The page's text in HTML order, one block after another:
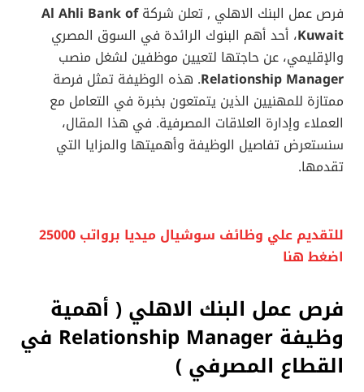
فرص عمل البنك الاهلي , تعلن شركةAl Ahli Bank of
Kuwait، أحد أهم البنوك الرائدة في السوق المصري
والإقليمي، عن حاجتها لتعيين موظفين لشغل منصب
Relationship Manager. هذه الوظيفة تمثل فرصة
ممتازة للمهنيين الذين يتمتعون بخبرة في التعامل مع
العملاء وإدارة العلاقات المصرفية. في هذا المقال،
سنستعرض تفاصيل الوظيفة وأهميتها والمزايا التي
تقدمها.
للتقديم علي وظائف سوشيال ميديا برواتب 25000
اضغط هنا
فرص عمل البنك الاهلي ( أهمية
وظيفة Relationship Manager في
القطاع المصرفي)